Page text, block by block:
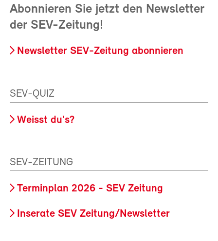
Abonnieren Sie jetzt den Newsletter
der SEV-Zeitung!
Newsletter SEV-Zeitung abonnieren
SEV-QUIZ
Weisst du's?
SEV-ZEITUNG
Terminplan 2026 - SEV Zeitung
Inserate SEV Zeitung/Newsletter